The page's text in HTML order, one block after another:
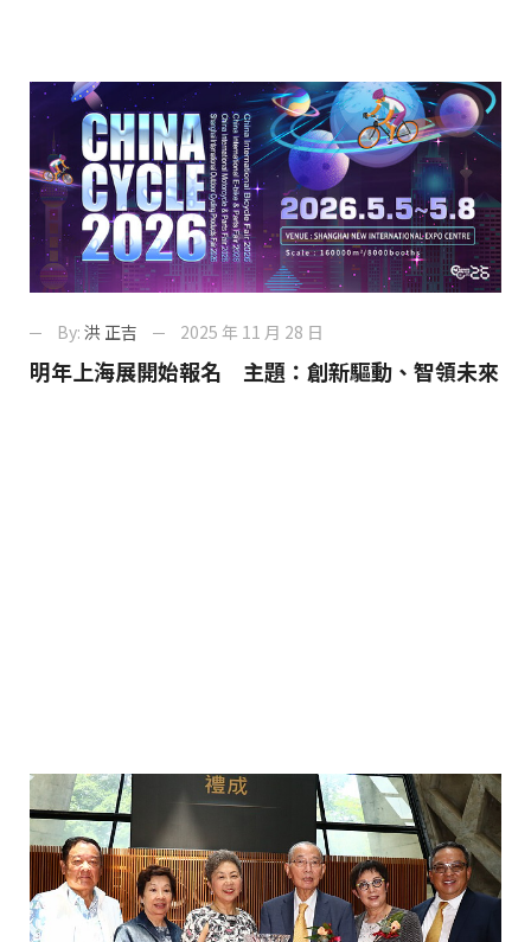
By: 洪 正吉 2025 年 11 月 28 日
明年上海展開始報名 主題：創新驅動、智領未來